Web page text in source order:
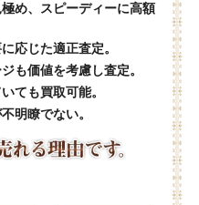
め、スピーディーに高額
応じた適正査定。
も価値を考慮し査定。
ても買取可能。
明瞭でない。